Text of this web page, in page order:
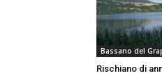
Bassano del
Rischiano di